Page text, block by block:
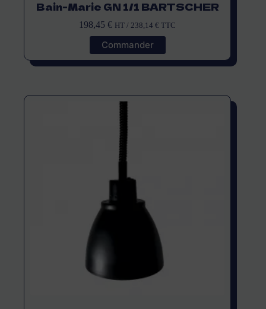
Bain-Marie GN 1/1 BARTSCHER
198,45€ HT / 238,14€ TTC
Commander